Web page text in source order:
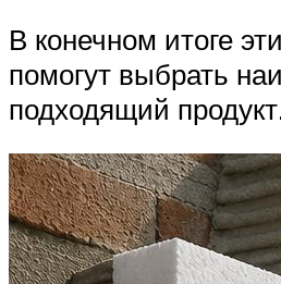
В конечном итоге
помогут выбрать
подходящий